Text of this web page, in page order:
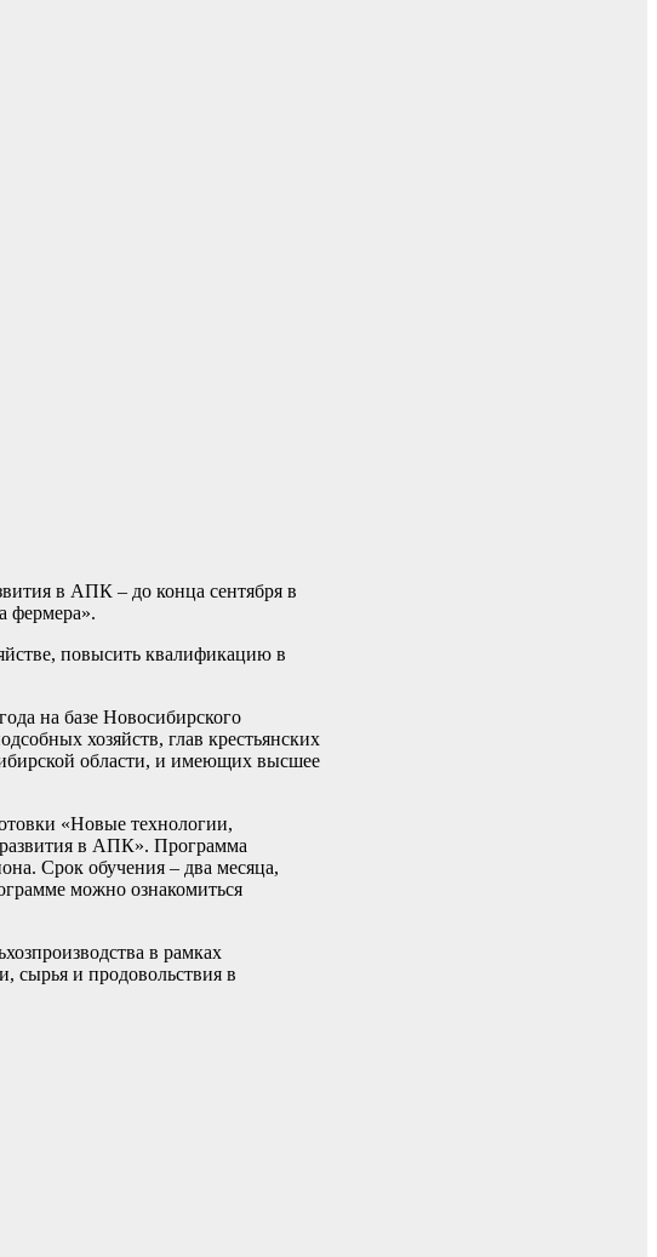
в АПК – до конца сентября в
фермера».
повысить квалификацию в
на базе Новосибирского
хозяйств, глав крестьянских
области, и имеющих высшее
«Новые технологии,
в АПК». Программа
Срок обучения – два месяца,
можно ознакомиться
в рамках
сырья и продовольствия в